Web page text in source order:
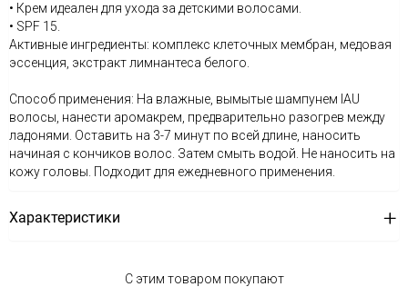
• Крем идеален для ухода за детскими волосами.
• SPF 15.
Активные ингредиенты: комплекс клеточных мембран, медовая
эссенция, экстракт лимнантеса белого.
Способ применения: На влажные, вымытые шампунем IAU
волосы, нанести аромакрем, предварительно разогрев между
ладонями. Оставить на 3-7 минут по всей длине, наносить
начиная с кончиков волос. Затем смыть водой. Не наносить на
кожу головы. Подходит для ежедневного применения.
Характеристики
С этим товаром покупают